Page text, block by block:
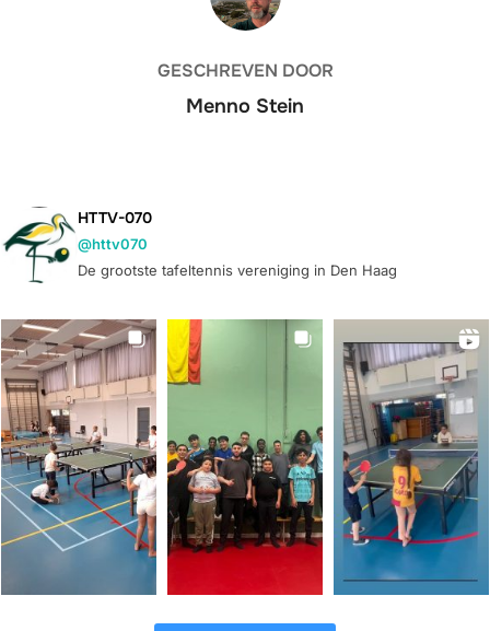
GESCHREVEN DOOR
Menno Stein
HTTV-070
@httv070
De grootste tafeltennis vereniging in Den Haag